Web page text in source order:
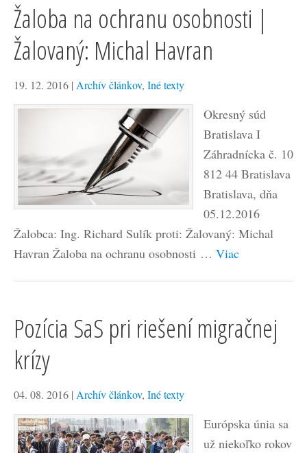
Žaloba na ochranu osobnosti |
Žalovaný: Michal Havran
19. 12. 2016 | Archív článkov, Iné texty
Okresný súd
Bratislava I
Záhradnícka č. 10
812 44 Bratislava
Bratislava, dňa
05.12.2016
Žalobca: Ing. Richard Sulík proti: Žalovaný: Michal
Havran Žaloba na ochranu osobnosti … Viac
Pozícia SaS pri riešení migračnej
krízy
04. 08. 2016 | Archív článkov, Iné texty
Európska únia sa
už niekoľko rokov